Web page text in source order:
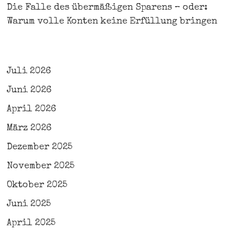
Die Falle des übermäßigen Sparens – oder:
Warum volle Konten keine Erfüllung bringen
Juli 2026
Juni 2026
April 2026
März 2026
Dezember 2025
November 2025
Oktober 2025
Juni 2025
April 2025